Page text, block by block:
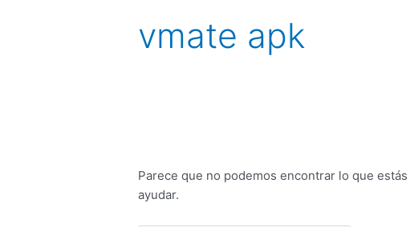
vmate apk
Parece que no podemos encontrar lo que
ayudar.